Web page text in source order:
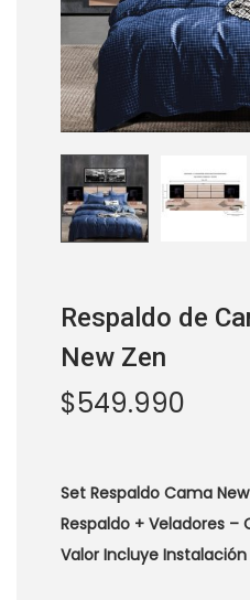
i
i
Respaldo de
New Zen
$549.990
Set Respaldo Cama
Respaldo + Veladores
Valor Incluye